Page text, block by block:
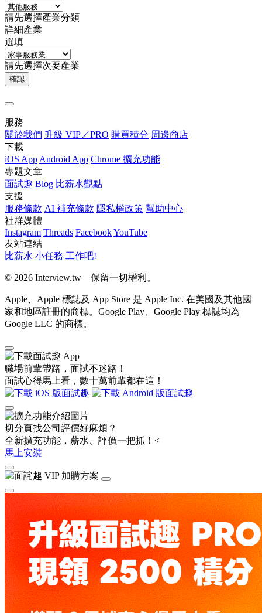
請先選擇產業分類
詳細產業
選填
請先選擇次要產業
確認
服務
關於我們 升級 VIP／PRO 購買積分 周邊商店
下載
iOS App Android App Chrome 擴充功能
專題文章
面試趣 Blog 比薪水觀點
支援
服務條款 AI 補充條款 隱私權政策 幫助中心
社群媒體
Instagram Threads FacebookYouTube
友站連結
比薪水 小任務 工作吧!
© 2026 Interview.tw 保留一切權利。
Apple、Apple 標誌及 App Store 是 Apple Inc. 在美國及其他國
家和地區註冊的商標。Google Play、Google Play 標誌均為
Google LLC 的商標。
職場前輩帶路，面試不迷路！
面試心得馬上看，數十萬前輩都在這！
切分頁找公司評價好麻煩？
全新擴充功能，薪水、評價一把抓！<
馬上安裝